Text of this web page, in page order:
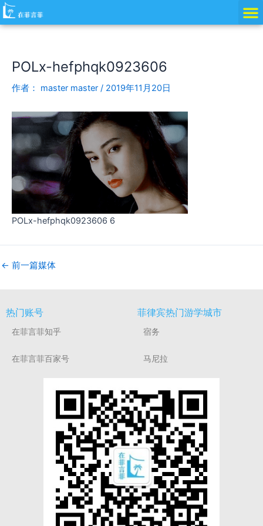
跳
至
POLx-hefphqk0923606
作者： master master / 2019年11月20日
POLx-hefphqk0923606 6
Post
navigation
← 前一篇媒体
热门账号
在菲言菲知乎
在菲言菲百家号
菲律宾热门游学城市
宿务
马尼拉